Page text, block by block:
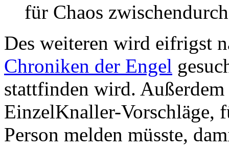
für Chaos
Des weiteren wird eifrigst
Chroniken der Engel
stattfinden wird.
EinzelKnaller-Vorschläge,
Person melden müsste,